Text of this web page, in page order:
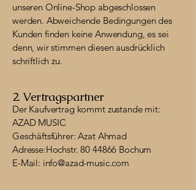
unseren Online-Shop abgeschlossen
werden. Abweichende Bedingungen des
Kunden finden keine Anwendung, es sei
denn, wir stimmen diesen ausdrücklich
schriftlich zu.
2. Vertragspartner
Der Kaufvertrag kommt zustande mit:
AZAD MUSIC
Geschäftsführer: Azat Ahmad
Adresse:Hochstr. 80 44866 Bochum
E-Mail: info@azad-music.com